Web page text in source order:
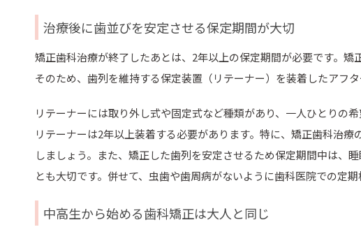
治療後に歯並びを安定させる保定期間が大切
矯正歯科治療が終了したあとは、2年以上の保定期間が必要です。
そのため、歯列を維持する保定装置（リテーナー）を装着したアフタ
リテーナーには取り外し式や固定式など種類があり、一人ひとりの
リテーナーは2年以上装着する必要があります。特に、矯正歯科治
しましょう。また、矯正した歯列を安定させるため保定期間中は、
とも大切です。併せて、虫歯や歯周病がないように歯科医院での定
中高生から始める歯科矯正は大人と同じ